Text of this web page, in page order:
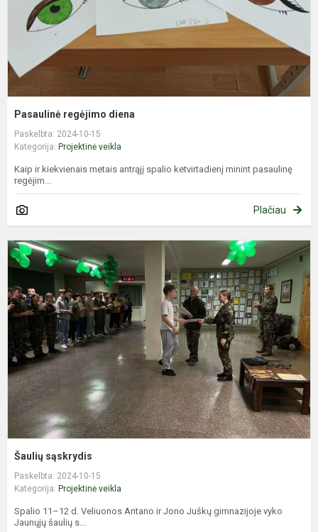
Pasaulinė regėjimo diena
Paskelbta: 2024-10-15
Kategorija: Projektinė veikla
Kaip ir kiekvienais metais antrąjį spalio ketvirtadienį minint pasaulinę
regėjim...
Plačiau
Šaulių sąskrydis
Paskelbta: 2024-10-15
Kategorija: Projektinė veikla
Spalio 11–12 d. Veliuonos Antano ir Jono Juškų gimnazijoje vyko
Jaunųjų šaulių s...